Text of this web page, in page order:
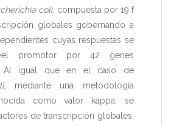
coli, compuesta por 19 f
globales gobernando a
cuyas respuestas se
promotor por 42 genes
Al igual que en el caso de
, mediante una metodología
como valor kappa, se
de transcripción globales,